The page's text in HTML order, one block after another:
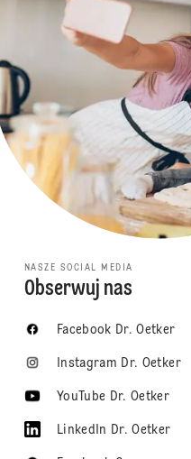
NASZE SOCIAL MEDIA
Obserwuj nas
Facebook Dr. Oetker
Instagram Dr. Oetker
YouTube Dr. Oetker
LinkedIn Dr. Oetker